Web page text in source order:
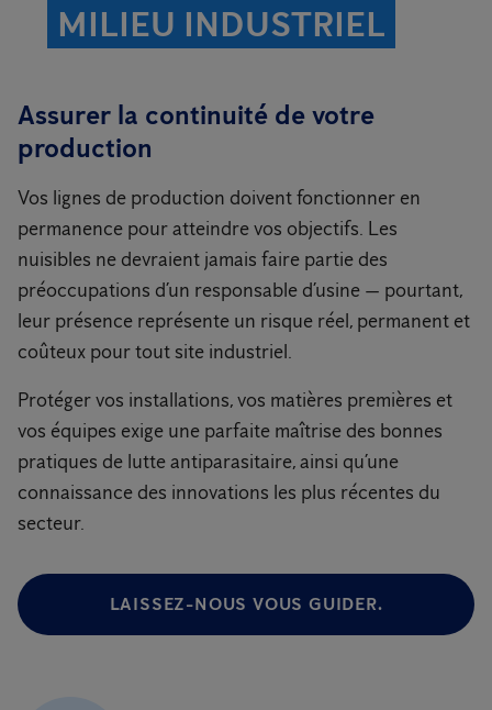
MILIEU INDUSTRIEL
Assurer la continuité de votre
production
Vos lignes de production doivent fonctionner en
permanence pour atteindre vos objectifs. Les
nuisibles ne devraient jamais faire partie des
préoccupations d’un responsable d’usine — pourtant,
leur présence représente un risque réel, permanent et
coûteux pour tout site industriel.
Protéger vos installations, vos matières premières et
vos équipes exige une parfaite maîtrise des bonnes
pratiques de lutte antiparasitaire, ainsi qu’une
connaissance des innovations les plus récentes du
secteur.
LAISSEZ-NOUS VOUS GUIDER.